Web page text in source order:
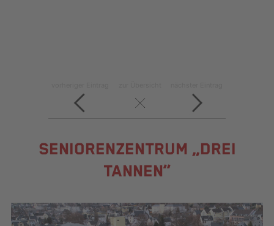
SENIORENZENTRUM „DREI
TANNEN“